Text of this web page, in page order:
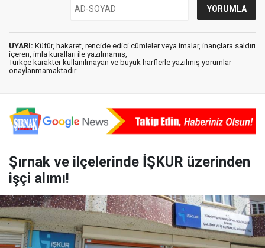
UYARI: Küfür, hakaret, rencide edici cümleler veya imalar, inançlara saldırı
içeren, imla kuralları ile yazılmamış,
Türkçe karakter kullanılmayan ve büyük harflerle yazılmış yorumlar
onaylanmamaktadır.
Şırnak ve ilçelerinde İŞKUR üzerinden
işçi alımı!